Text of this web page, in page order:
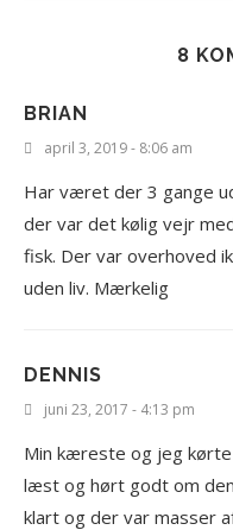
8
BRIAN
april 3, 2019 - 8:06 am
Har været der 3 gange
der var det kølig vejr
fisk. Der var overhoved
uden liv. Mærkelig
DENNIS
juni 23, 2017 - 4:13 pm
Min kæreste og jeg
læst og hørt godt om
klart og der var masser